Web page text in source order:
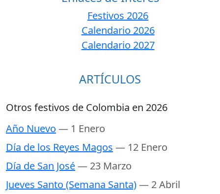
Festivos 2026
Calendario 2026
Calendario 2027
ARTÍCULOS
Otros festivos de Colombia en 2026
Año Nuevo — 1 Enero
Día de los Reyes Magos — 12 Enero
Día de San José— 23 Marzo
Jueves Santo (Semana Santa)— 2 Abril